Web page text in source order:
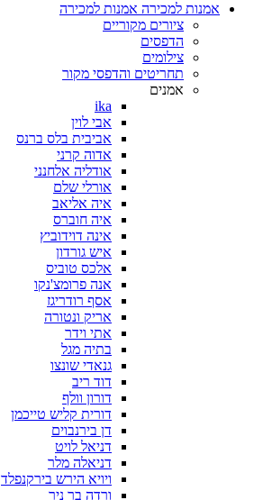
אמנות למכירה אמנות למכירה
ציורים מקוריים
הדפסים
צילומים
תחריטים והדפסי מקור
אמנים
ika
אבי לוין
אביבית בלס ברנס
אדוה קרני
אודליה אלחנני
אורלי שלם
איה אליאב
איה חוברס
אינה דוידוביץ
איש גורדון
אלכס טוביס
אנה פרומצ'נקו
אסף רודריגז
אריק ונטורה
אתי וידר
בתיה מגל
גנאדי שונצו
דוד ריב
דורון וולף
דורית קליש טייכמן
דן בירנבוים
דניאל לויט
דניאלה מלר
ויויא הירש בירקנפלד
ורדה בר ניר